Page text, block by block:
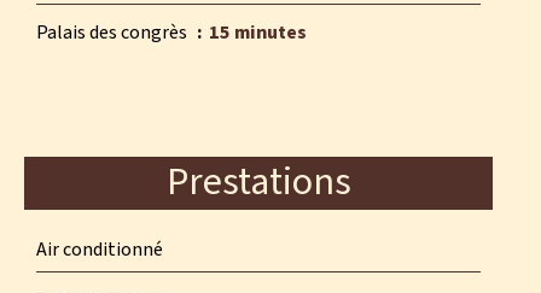
Palais des congrès
15 minutes
Prestations
Air conditionné